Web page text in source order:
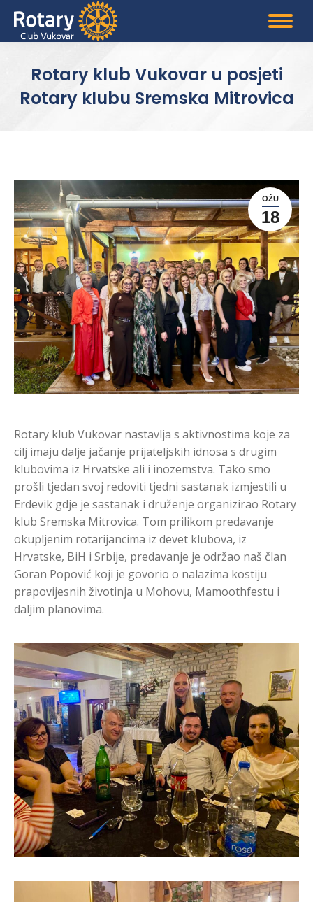
Rotary klub Vukovar u posjeti
Rotary klubu Sremska Mitrovica
OŽU
18
Rotary klub Vukovar nastavlja s aktivnostima koje za
cilj imaju dalje jačanje prijateljskih idnosa s drugim
klubovima iz Hrvatske ali i inozemstva. Tako smo
prošli tjedan svoj redoviti tjedni sastanak izmjestili u
Erdevik gdje je sastanak i druženje organizirao Rotary
klub Sremska Mitrovica. Tom prilikom predavanje
okupljenim rotarijancima iz devet klubova, iz
Hrvatske, BiH i Srbije, predavanje je održao naš član
Goran Popović koji je govorio o nalazima kostiju
prapovijesnih životinja u Mohovu, Mamoothfestu i
daljim planovima.